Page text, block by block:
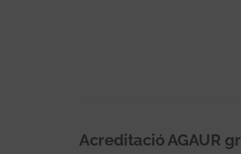
Acreditació AGAUR